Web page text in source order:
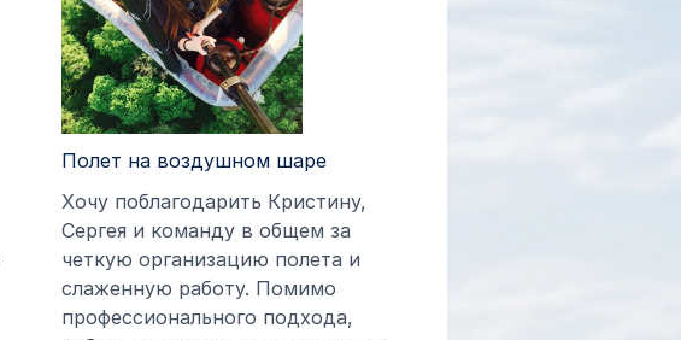
Полет на воздушном шаре
Хочу поблагодарить Кристину,
Сергея и команду в общем за
четкую организацию полета и
слаженную работу. Помимо
профессионального подхода,